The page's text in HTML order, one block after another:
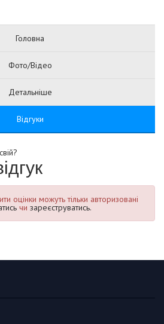
Головна
Фото/Відео
Детальніше
Відгуки
оцінки можуть тільки авторизовані
чи зареєструватись.